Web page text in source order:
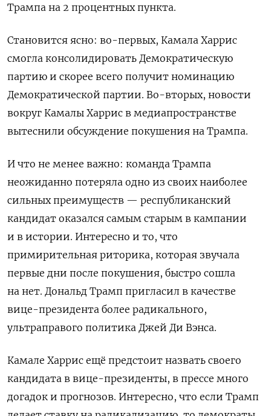
Трампа на 2 процентных пункта.
Становится ясно: во-первых, Камала Харрис
смогла консолидировать Демократическую
партию и скорее всего получит номинацию
Демократической партии. Во-вторых, новости
вокруг Камалы Харрис в медиапространстве
вытеснили обсуждение покушения на Трампа.
И что не менее важно: команда Трампа
неожиданно потеряла одно из своих наиболее
сильных преимуществ — республиканский
кандидат оказался самым старым в кампании
и в истории. Интересно и то, что
примирительная риторика, которая звучала
первые дни после покушения, быстро сошла
на нет. Дональд Трамп пригласил в качестве
вице-президента более радикального,
ультраправого политика Джей Ди Вэнса.
Камале Харрис ещё предстоит назвать своего
кандидата в вице-президенты, в прессе много
догадок и прогнозов. Интересно, что если Трамп